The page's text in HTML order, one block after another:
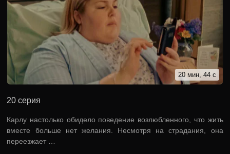
20 мин, 44 с
20 серия
Карлу настолько обидело поведение возлюбленного, что жить
вместе больше нет желания. Несмотря на страдания, она
переезжает …